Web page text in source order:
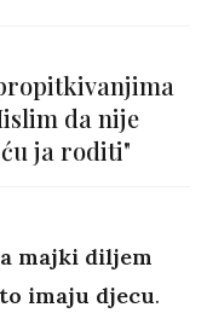
da nije
ja roditi"
majki diljem
imaju djecu.